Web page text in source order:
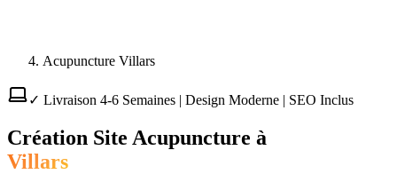
Acupuncture Villars
✓ Livraison 4-6 Semaines | Design Moderne | SEO Inclus
Création Site Acupuncture à
Villars